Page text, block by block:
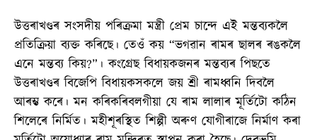
উত্তৰাখণ্ডৰ সংসদীয় পৰিক্ৰমা মন্ত্ৰী প্ৰেম চান্দে এই মন্তব্যকলৈ
প্ৰতিক্ৰিয়া ব্যক্ত কৰিছে। তেওঁ কয় “ভগৱান ৰামৰ ছালৰ ৰঙকলৈ
এনে মন্তব্য কিয়?”। কংগ্ৰেছ বিধায়কজনৰ মন্তব্যৰ পিছতে
উত্তৰাখণ্ডৰ বিজেপি বিধায়কসকলে জয় শ্ৰী ৰামধ্বনি দিবলৈ
আৰম্ভ কৰে। মন কৰিকৰিবলগীয়া যে ৰাম লালাৰ মূৰ্তিটো কঠিন
শিলেৰে নিৰ্মিত। মহীশূৰস্থিত শিল্পী অৰুণ যোগীৰাজে নিৰ্মাণ কৰা